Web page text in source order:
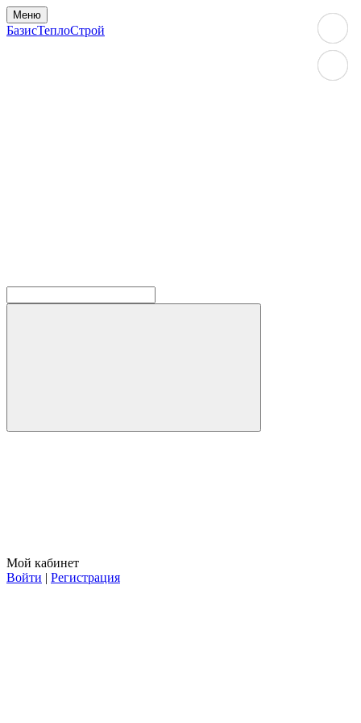
Меню
БазисТеплоСтрой
Мой кабинет
Войти | Регистрация